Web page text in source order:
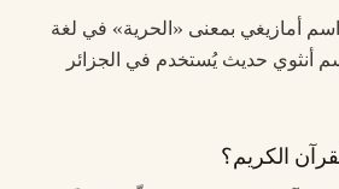
اسم أمازيغي بمعنى «الحرية» في لغة
أنثوي حديث يُستخدم في الجزائر
الكريم؟